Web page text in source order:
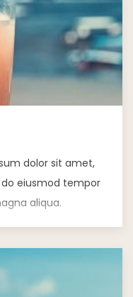
dolor sit amet,
eiusmod tempor
aliqua.